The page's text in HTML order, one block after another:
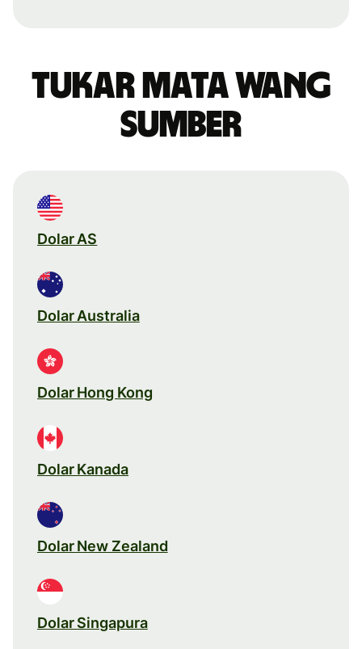
Tukar mata wang
sumber
Dolar AS
Dolar Australia
Dolar Hong Kong
Dolar Kanada
Dolar New Zealand
Dolar Singapura